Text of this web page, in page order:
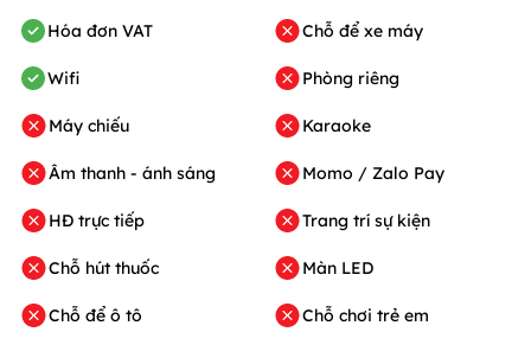
Hóa đơn VAT
Wifi
Máy chiếu
Âm thanh - ánh sáng
HĐ trực tiếp
Chỗ hút thuốc
Chỗ để ô tô
Chỗ để xe máy
Phòng riêng
Karaoke
Momo / Zalo Pay
Trang trí sự kiện
Màn LED
Chỗ chơi trẻ em